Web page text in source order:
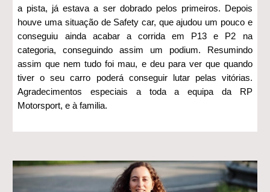
a pista, já estava a ser dobrado pelos primeiros. Depois
houve uma situação de Safety car, que ajudou um pouco e
conseguiu ainda acabar a corrida em P13 e P2 na
categoria, conseguindo assim um podium. Resumindo
assim que nem tudo foi mau, e deu para ver que quando
tiver o seu carro poderá conseguir lutar pelas vitórias.
Agradecimentos especiais a toda a equipa da RP
Motorsport, e à familia.